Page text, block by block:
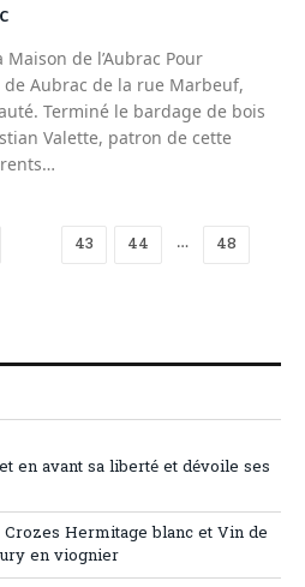
de l’Aubrac Pour
de Aubrac de la rue Marbeuf,
Terminé le bardage de bois
Valette, patron de cette
43 44 … 48
en avant sa liberté et dévoile ses
Hermitage blanc et Vin de
en viognier